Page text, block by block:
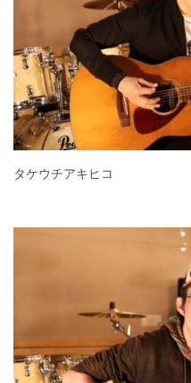
タケウチアキヒコ